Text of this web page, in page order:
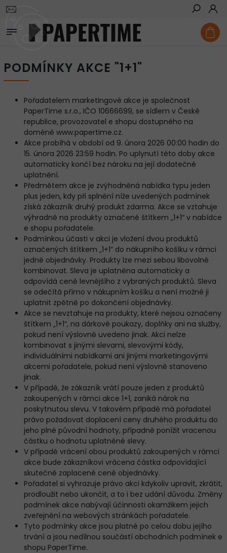
Hledat
PODMÍNKY AKCE "1+1"
Pořadatelem marketingové akce je společnost
PaperTime s.r.o., IČO 10666699, se sídlem v České
republice, provozovatel e shopu dostupného na
doméně www.papertime.cz.
Akce probíhá v období od 9. února 2026 00:00 hodin do
15. února 2026 23:59 hodin. Po uplynutí této doby akce
automaticky končí bez nároku na její dodatečné
uplatnění.
Předmětem akce je zvýhodněná nabídka typu jeden
plus jeden, kdy při splnění níže uvedených podmínek
získá zákazník druhý produkt zdarma. Akce se vztahuje
výhradně na produkty označené štítkem „1+1“ v nabídce
e shopu pořadatele.
Podmínkou účasti v akci je vložení dvou produktů
označených štítkem „1+1“ do nákupního košíku v rámci
jedné objednávky. Produkty lze mezi sebou libovolně
kombinovat. Sleva je uplatněna automaticky a
odpovídá ceně levnějšího z vybraných produktů. Sleva
se odečítá přímo v nákupním košíku a není možné ji
uplatnit zpětně po dokončení objednávky.
Akce se nevztahuje na produkty, které nejsou označeny
štítkem „1+1“, na dárkové poukazy, doplňky ani na služby,
pokud není výslovně uvedeno jinak. Akci nelze
kombinovat s jinými slevami, slevovými kódy,
individuálními nabídkami ani jinými marketingovými
akcemi pořadatele, pokud není výslovně stanoveno
jinak.
V případě, že zákazník vrátí pouze jeden z produktů
zakoupených v rámci akce 1+1, zaniká nárok na
poskytnutou slevu. V takovém případě má pořadatel
právo požadovat doplacení ceny druhého produktu do
jeho plné původní hodnoty, případně ponížit vracenou
částku o hodnotu uplatněné slevy.
V případě vrácení obou produktů zakoupených v rámci
akce bude zákazníkovi vrácena částka odpovídající
skutečně zaplacené ceně objednávky.
Pořadatel si vyhrazuje právo akci kdykoliv upravit, zkrátit,
prodloužit nebo ukončit, a to i bez udání důvodu. Změny
podmínek akce nabývají účinnosti okamžikem jejich
zveřejnění na webových stránkách pořadatele.
Tyto podmínky akce jsou platné po celou dobu jejího
trvání a jsou nedílnou součástí obchodních podmínek e
shopu PaperTime.